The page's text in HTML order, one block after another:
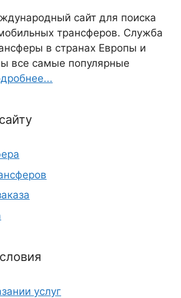
сайт для поиска
трансферов. Служба
в странах Европы и
все самые популярные
услуг